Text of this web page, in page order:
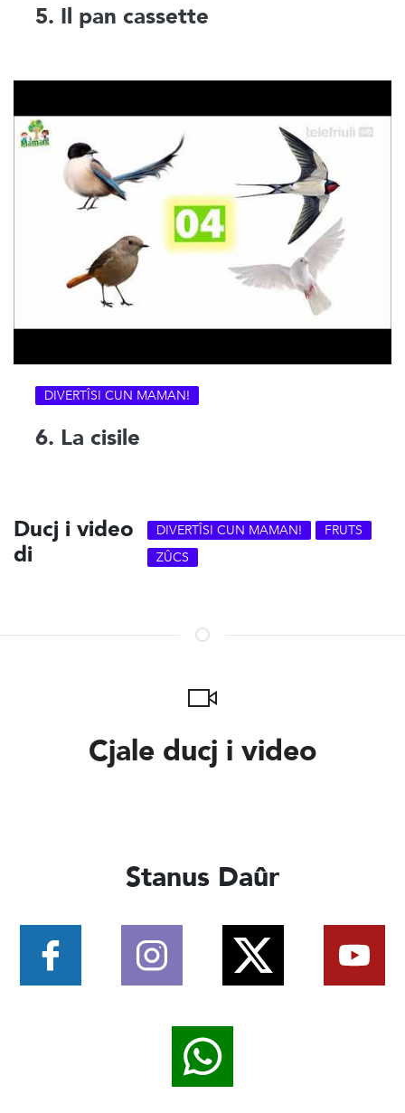
5. Il pan cassette
DIVERTÎSI CUN MAMAN!
6. La cisile
Ducj i video
di
DIVERTÎSI CUN MAMAN!
FRUTS
ZÛCS
Cjale ducj i video
Stanus Daûr